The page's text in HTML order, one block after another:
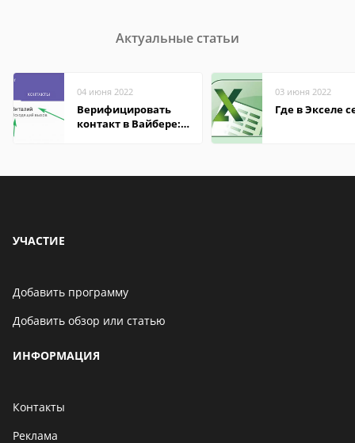
Актуальные статьи
04 июня 2022
Верифицировать
контакт в Вайбере:
03 июня 2022
Где в Экселе
УЧАСТИЕ
Добавить программу
Добавить обзор или статью
ИНФОРМАЦИЯ
Контакты
Реклама